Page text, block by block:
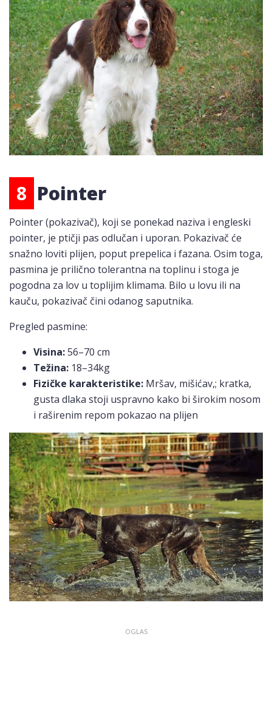
8 Pointer
Pointer (pokazivač), koji se ponekad naziva i engleski
pointer, je ptičji pas odlučan i uporan. Pokazivač će
snažno loviti plijen, poput prepelica i fazana. Osim toga,
pasmina je prilično tolerantna na toplinu i stoga je
pogodna za lov u toplijim klimama. Bilo u lovu ili na
kauču, pokazivač čini odanog saputnika.
Pregled pasmine:
Visina:56–70 cm
Težina: 18–34kg
Fizičke karakteristike: Mršav, mišićav,; kratka,
gusta dlaka stoji uspravno kako bi širokim nosom
i raširenim repom pokazao na plijen